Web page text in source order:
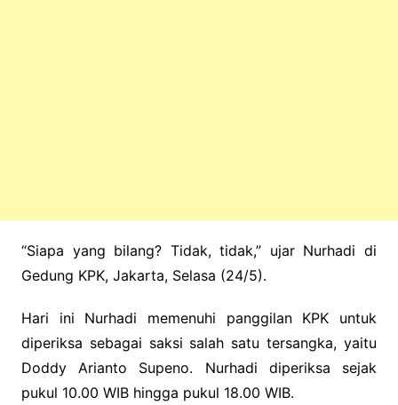
“Siapa yang bilang? Tidak, tidak,” ujar Nurhadi di
Gedung KPK, Jakarta, Selasa (24/5).
Hari ini Nurhadi memenuhi panggilan KPK untuk
diperiksa sebagai saksi salah satu tersangka, yaitu
Doddy Arianto Supeno. Nurhadi diperiksa sejak
pukul 10.00 WIB hingga pukul 18.00 WIB.